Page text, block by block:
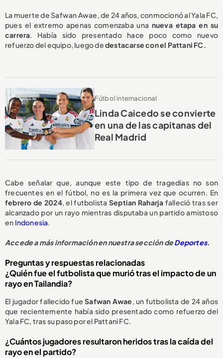
La muerte de Safwan Awae, de 24 años, conmocionó al Yala FC,
pues el extremo apenas comenzaba una nueva etapa en su
carrera. Había sido presentado hace poco como nuevo
refuerzo del equipo, luego dedestacarse con el Pattani FC.
Fútbol internacional
Linda Caicedo se convierte
en una de las capitanas del
Real Madrid
Cabe señalar que, aunque este tipo de tragedias no son
frecuentes en el fútbol, no es la primera vez que ocurren. En
febrero de 2024, el futbolista Septian Raharja falleció tras ser
alcanzado por un rayo mientras disputaba un partido amistoso
en Indonesia.
Accede a más información en nuestra sección deDeportes.
Preguntas y respuestas relacionadas
¿Quién fue el futbolista que murió tras el impacto de un
rayo en Tailandia?
El jugador fallecido fueSafwan Awae, un futbolista de 24 años
que recientemente había sido presentado como refuerzo del
Yala FC, tras su paso por el Pattani FC.
¿Cuántos jugadores resultaron heridos tras la caída del
rayo en el partido?